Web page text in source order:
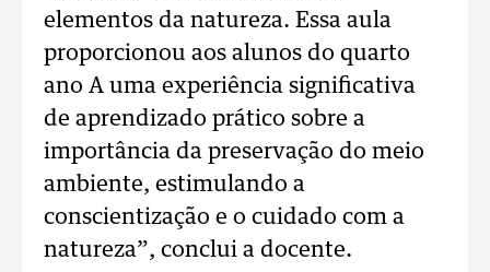
elementos da natureza. Essa aula
proporcionou aos alunos do quarto
ano A uma experiência significativa
de aprendizado prático sobre a
importância da preservação do meio
ambiente, estimulando a
conscientização e o cuidado com a
natureza”, conclui a docente.